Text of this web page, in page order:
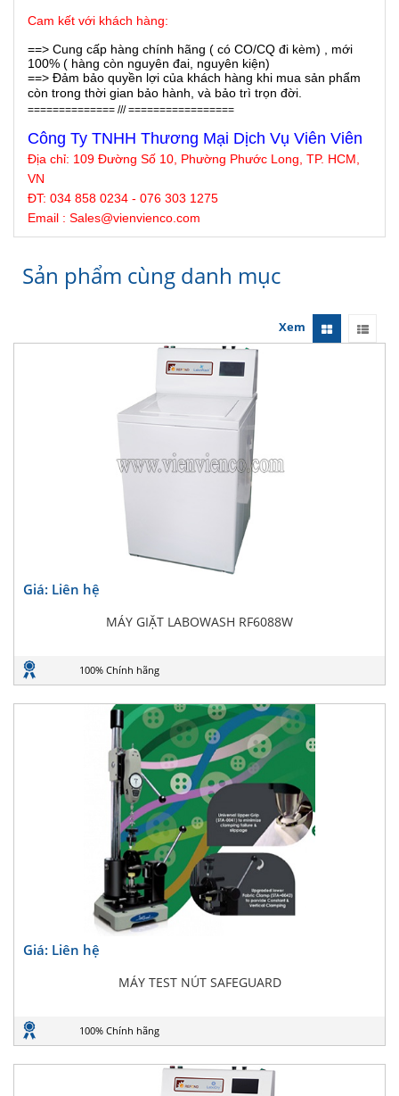
Cam kết với khách hàng:
==> Cung cấp hàng chính hãng ( có CO/CQ đi kèm) , mới
100% ( hàng còn nguyên đai, nguyên kiện)
==> Đảm bảo quyền lợi của khách hàng khi mua sản phẩm
còn trong thời gian bảo hành, và bảo trì trọn đời.
============== /// =================
Công Ty TNHH Thương Mại Dịch Vụ Viên Viên
Địa chỉ: 109 Đường Số 10, Phường Phước Long, TP. HCM,
VN
ĐT: 034 858 0234 - 076 303 1275
Email : Sales@vienvienco .com
Sản phẩm cùng danh mục
Xem
Giá: Liên hệ
MÁY GIẶT LABOWASH RF6088W
100% Chính hãng
Giá: Liên hệ
MÁY TEST NÚT SAFEGUARD
100% Chính hãng